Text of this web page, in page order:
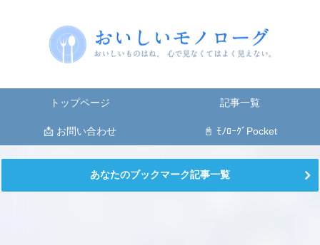
トップページ 記事一覧
📩 お問い合わせ 📓 ﾓﾉﾛｰｸﾞPocket
あなたのブックマーク記事一覧